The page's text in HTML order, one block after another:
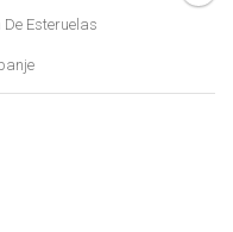
Esteruelas